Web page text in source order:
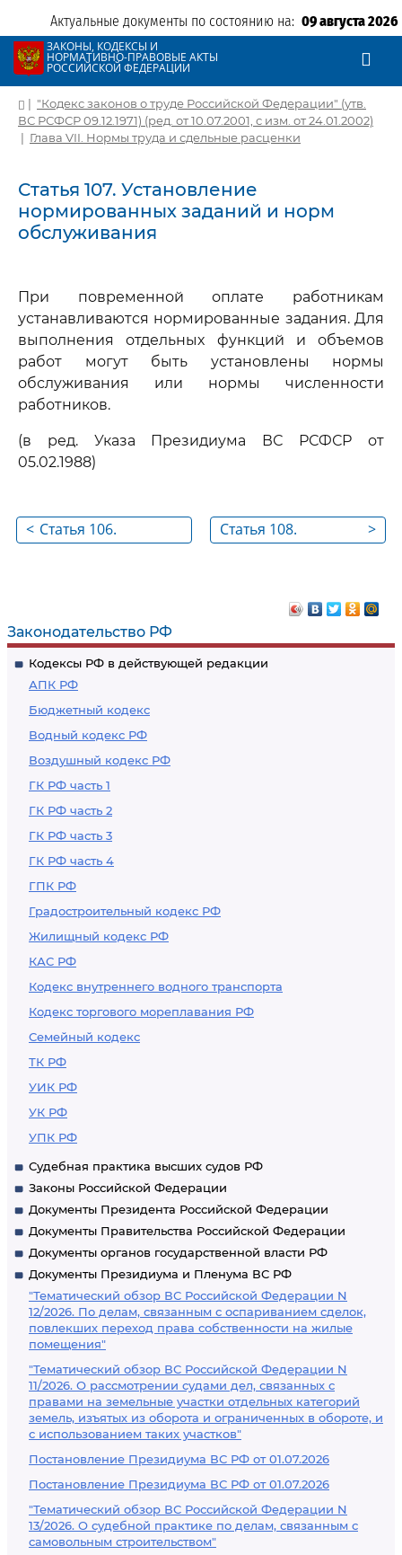
Актуальные документы по состоянию на: 09 августа 2026
ЗАКОНЫ, КОДЕКСЫ И
НОРМАТИВНО-ПРАВОВЫЕ АКТЫ
РОССИЙСКОЙ ФЕДЕРАЦИИ
Законодательство РФ
Кодексы РФ в действующей редакции
АПК РФ
Бюджетный кодекс
Водный кодекс РФ
Воздушный кодекс РФ
ГК РФ часть 1
ГК РФ часть 2
ГК РФ часть 3
ГК РФ часть 4
ГПК РФ
Градостроительный кодекс РФ
Жилищный кодекс РФ
КАС РФ
Кодекс внутреннего водного транспорта
Кодекс торгового мореплавания РФ
Семейный кодекс
ТК РФ
УИК РФ
УК РФ
УПК РФ
Судебная практика высших судов РФ
Законы Российской Федерации
Документы Президента Российской Федерации
Документы Правительства Российской Федерации
Документы органов государственной власти РФ
Документы Президиума и Пленума ВС РФ
"Тематический обзор ВС Российской Федерации N
12/2026. По делам, связанным с оспариванием сделок,
повлекших переход права собственности на жилые
помещения"
"Тематический обзор ВС Российской Федерации N
11/2026. О рассмотрении судами дел, связанных с
правами на земельные участки отдельных категорий
земель, изъятых из оборота и ограниченных в обороте, и
с использованием таких участков"
Постановление Президиума ВС РФ от 01.07.2026
Постановление Президиума ВС РФ от 01.07.2026
"Тематический обзор ВС Российской Федерации N
13/2026. О судебной практике по делам, связанным с
самовольным строительством"
| "Кодекс законов о труде Российской Федерации" (утв.
ВС РСФСР 09.12.1971) (ред. от 10.07.2001, с изм. от 24.01.2002)
| Глава VII. Нормы труда и сдельные расценки
Статья 107. Установление
нормированных заданий и норм
обслуживания
При повременной оплате работникам
устанавливаются нормированные задания. Для
выполнения отдельных функций и объемов
работ могут быть установлены нормы
обслуживания или нормы численности
работников.
(в ред. Указа Президиума ВС РСФСР от
05.02.1988)
< Статья 106.
рационализаторами
прежних расценок
на определенный
срок
>
Статья 108.
условий работы для
выполнения норм
выработки